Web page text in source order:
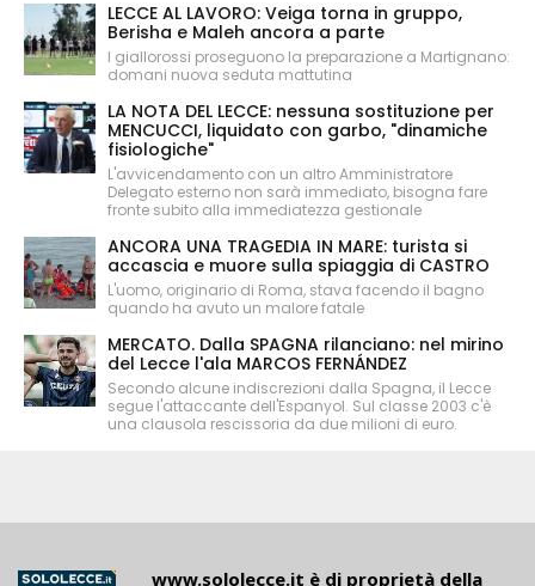
LECCE AL LAVORO: Veiga torna in gruppo,
Berisha e Maleh ancora a parte
I giallorossi proseguono la preparazione a Martignano:
domani nuova seduta mattutina
LA NOTA DEL LECCE: nessuna sostituzione per
MENCUCCI, liquidato con garbo, "dinamiche
fisiologiche"
L'avvicendamento con un altro Amministratore
Delegato esterno non sarà immediato, bisogna fare
fronte subito alla immediatezza gestionale
ANCORA UNA TRAGEDIA IN MARE: turista si
accascia e muore sulla spiaggia di CASTRO
L'uomo, originario di Roma, stava facendo il bagno
quando ha avuto un malore fatale
MERCATO. Dalla SPAGNA rilanciano: nel mirino
del Lecce l'ala MARCOS FERNÁNDEZ
Secondo alcune indiscrezioni dalla Spagna, il Lecce
segue l'attaccante dell'Espanyol. Sul classe 2003 c'è
una clausola rescissoria da due milioni di euro.
www.sololecce.it è di proprietà della